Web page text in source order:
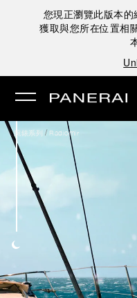
您現正瀏覽此版本的
獲取與您所在位置相
腕錶系列 / Radiomir